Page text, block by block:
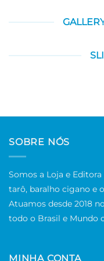
SOBRE NÓS
Somos a Loja e
tarô, baralho cigano e
Atuamos desde 2018
todo o Brasil e Mundo
MINHA CONTA